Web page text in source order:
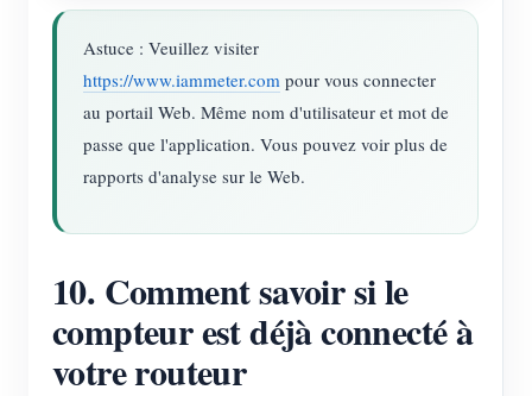
Astuce : Veuillez visiter
https://www.iammeter.com pour vous connecter
au portail Web. Même nom d'utilisateur et mot de
passe que l'application. Vous pouvez voir plus de
rapports d'analyse sur le Web.
10. Comment savoir si le
compteur est déjà connecté à
votre routeur